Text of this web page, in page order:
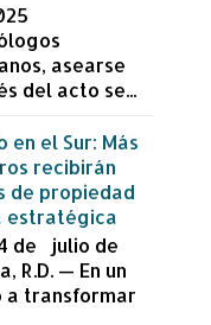
asearse
del acto se...
en el Sur: Más
recibirán
de propiedad
estratégica
de julio de
R.D. — En un
a transformar